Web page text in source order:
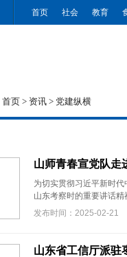
首页 社会 教育
首页 > 资讯 > 党建纵横
山师青春宣党队走
为切实贯彻习近平新时
山东考察时的重要讲话
发布时间：2025-02-21
山东省工信厅派驻